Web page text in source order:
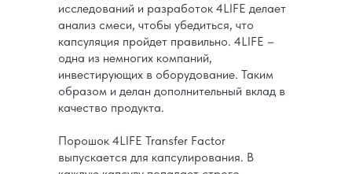
исследований и разработок 4LIFE делает
анализ смеси, чтобы убедиться, что
капсуляция пройдет правильно. 4LIFE –
одна из немногих компаний,
инвестирующих в оборудование. Таким
образом и делан дополнительный вклад в
качество продукта.
Порошок 4LIFE Transfer Factor
выпускается для капсулирования. В